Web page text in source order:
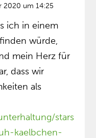
2020 um 14:25
ich in einem
würde,
mein Herz für
dass wir
als
stars
kaelbchen-